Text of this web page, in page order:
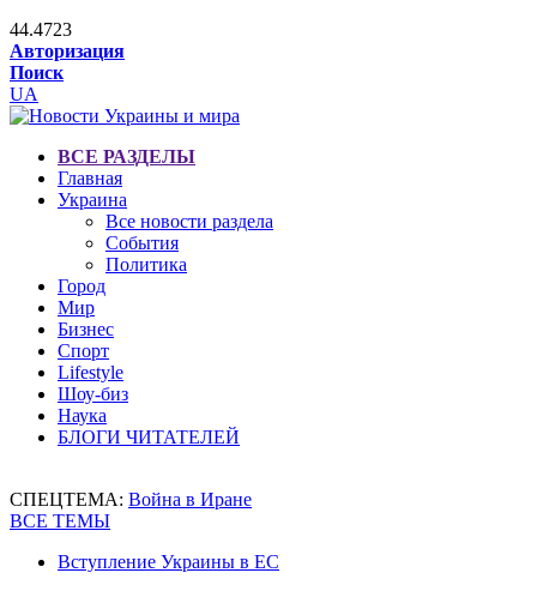
44.4723
Авторизация
Поиск
UA
ВСЕ РАЗДЕЛЫ
Главная
Украина
Все новости раздела
События
Политика
Город
Мир
Бизнес
Спорт
Lifestyle
Шоу-биз
Наука
БЛОГИ ЧИТАТЕЛЕЙ
СПЕЦТЕМА: Война в Иране
ВСЕ ТЕМЫ
Вступление Украины в ЕС